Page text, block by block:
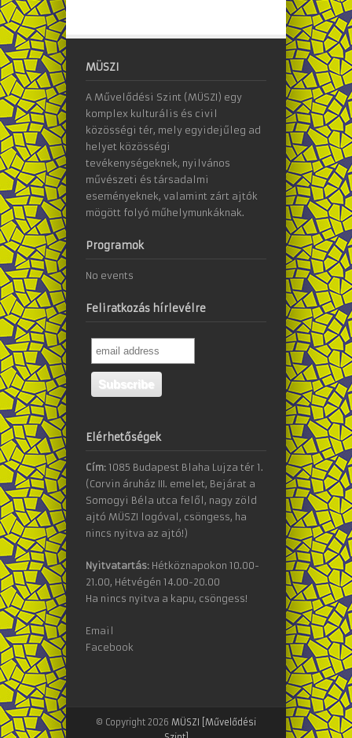
MÜSZI
A Művelődési Szint (MÜSZI) egy
komplex kulturális és civil
közösségi tér, mely egyidejűleg ad
helyet közösségi
tevékenységeknek, nyilvános
művészeti és társadalmi
eseményeknek, valamint zárt ajtók
mögött folyó műhelymunkáknak.
Programok
No events
Feliratkozás hírlevélre
Elérhetőségek
Cím: 1085 Budapest Blaha Lujza tér 1.
(Corvin áruház III. emelet, Bejárat a
Somogyi Béla utca felől, nagy zöld
ajtó MÜSZI logóval, csöngess, ha
nincs nyitva az ajtó!)
Nyitvatartás: Hétköznapokon 10.00-
21.00, Hétvégén 14.00-20.00
Ha nincs nyitva a kapu, csöngess!
Email
Facebook
© Copyright 2026 MÜSZI [Művelődési